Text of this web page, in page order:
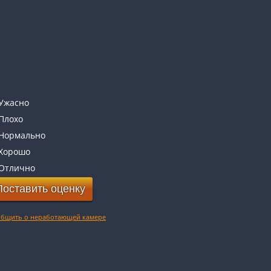
о неработающей камере